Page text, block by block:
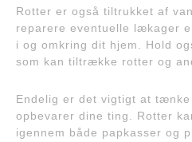
Rotter er også tiltrukket af
reparere eventuelle lækager
i og omkring dit hjem. Hold
som kan tiltrække rotter og
Endelig er det vigtigt at
opbevarer dine ting. Rotter
igennem både papkasser og